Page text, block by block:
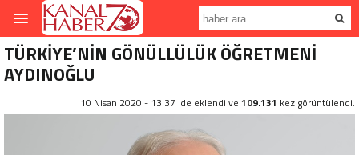
TÜRKİYE’NİN GÖNÜLLÜLÜK ÖĞRETMENİ
AYDINOĞLU
10 Nisan 2020 - 13:37 'de eklendi ve 109.131 kez görüntülendi.